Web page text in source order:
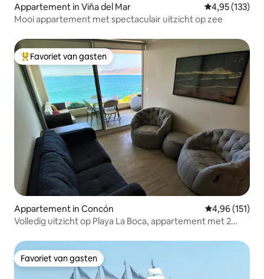
Appartement in Viña del Mar Gemiddelde
4,95 (133)
Mooi appartement met spectaculair uitzicht op zee
Topfavoriet van gasten
Favoriet van gasten
Appartement in Concón Gemiddelde
4,96 (151)
Volledig uitzicht op Playa La Boca, appartement met 2
Favoriet van gasten
Favoriet van gasten